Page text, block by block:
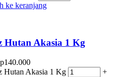
ke keranjang
Hutan Akasia 1 Kg
140.000
Hutan Akasia 1 Kg
+